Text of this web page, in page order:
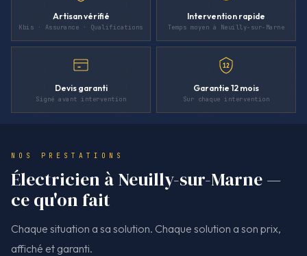
Artisan vérifié
Kbis · Assurance · Qualifications
Intervention rapide
Temps moyen à Neuilly-sur-Marne
Devis garanti
Signé avant intervention
12
Garantie 12 mois
Sur chaque intervention
NOS PRESTATIONS
Électricien à Neuilly-sur-Marne —
ce qu'on fait
Chaque situation a sa solution. Chaque solution a son prix,
affiché et garanti.